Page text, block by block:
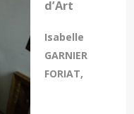
d’Art
Isabelle
GARNIER
FORIAT,